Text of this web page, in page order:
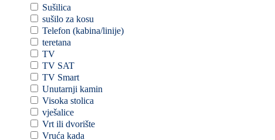
Sušilica
sušilo za kosu
Telefon (kabina/linije)
teretana
TV
TV SAT
TV Smart
Unutarnji kamin
Visoka stolica
vješalice
Vrt ili dvorište
Vruća kada